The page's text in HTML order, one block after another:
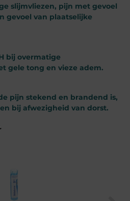
slijmvliezen, pijn met gevoel
gevoel van plaatselijke
bij overmatige
gele tong en vieze adem.
pijn stekend en brandend is,
bij afwezigheid van dorst.